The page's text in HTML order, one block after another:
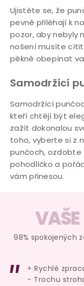
Ujistěte se, že
pevně přiléhají k
pozor, aby nebyly
nošení musíte
pěkně obepínat
Samodržící
Samodržící
kteří chtějí být
zažít dokonalou
toho, vyberte si z
punčoch, ozdobte
pohodlíčko a
vám přinesou.
98% spokojených
+ Rychlé
- Trochu